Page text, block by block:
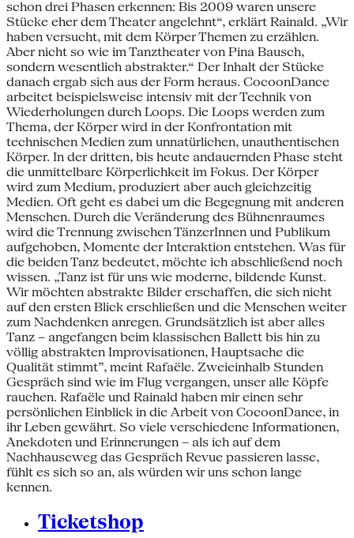
schon drei Phasen erkennen: Bis 2009 waren unsere
Stücke eher dem Theater angelehnt“, erklärt Rainald. „Wir
haben versucht, mit dem Körper Themen zu erzählen.
Aber nicht so wie im Tanztheater von Pina Bausch,
sondern wesentlich abstrakter.“ Der Inhalt der Stücke
danach ergab sich aus der Form heraus. CocoonDance
arbeitet beispielsweise intensiv mit der Technik von
Wiederholungen durch Loops. Die Loops werden zum
Thema, der Körper wird in der Konfrontation mit
technischen Medien zum unnatürlichen, unauthentischen
Körper. In der dritten, bis heute andauernden Phase steht
die unmittelbare Körperlichkeit im Fokus. Der Körper
wird zum Medium, produziert aber auch gleichzeitig
Medien. Oft geht es dabei um die Begegnung mit anderen
Menschen. Durch die Veränderung des Bühnenraumes
wird die Trennung zwischen TänzerInnen und Publikum
aufgehoben, Momente der Interaktion entstehen. Was für
die beiden Tanz bedeutet, möchte ich abschließend noch
wissen. „Tanz ist für uns wie moderne, bildende Kunst.
Wir möchten abstrakte Bilder erschaffen, die sich nicht
auf den ersten Blick erschließen und die Menschen weiter
zum Nachdenken anregen. Grundsätzlich ist aber alles
Tanz – angefangen beim klassischen Ballett bis hin zu
völlig abstrakten Improvisationen, Hauptsache die
Qualität stimmt”, meint Rafaële. Zweieinhalb Stunden
Gespräch sind wie im Flug vergangen, unser alle Köpfe
rauchen. Rafaële und Rainald haben mir einen sehr
persönlichen Einblick in die Arbeit von CocoonDance, in
ihr Leben gewährt. So viele verschiedene Informationen,
Anekdoten und Erinnerungen – als ich auf dem
Nachhauseweg das Gespräch Revue passieren lasse,
fühlt es sich so an, als würden wir uns schon lange
kennen.
Ticketshop